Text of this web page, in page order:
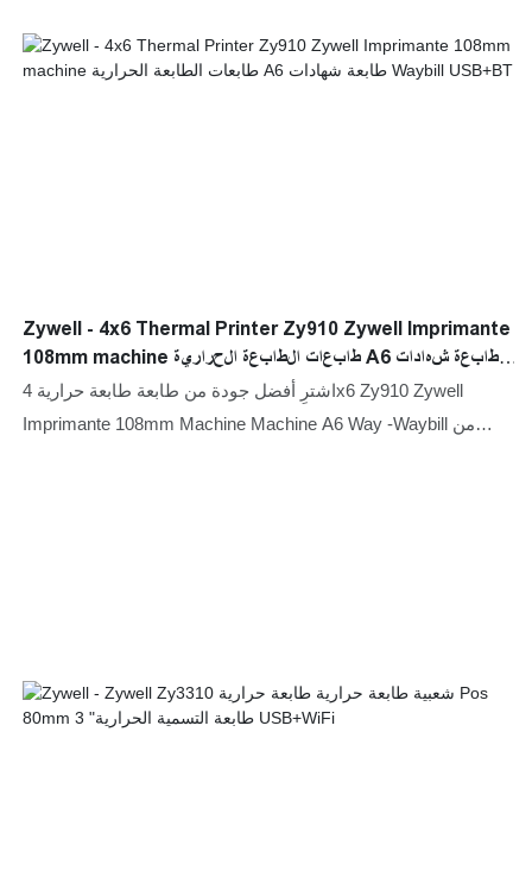
Zywell - 4x6 Thermal Printer Zy910 Zywell Imprimante
108mm machine طابعات الطابعة الحرارية A6 طابعة شهادات
Waybill USB+BT
اشترِ أفضل جودة من طابعة طابعة حرارية 4x6 Zy910 Zywell
Imprimante 108mm Machine Machine A6 Way -Waybill من